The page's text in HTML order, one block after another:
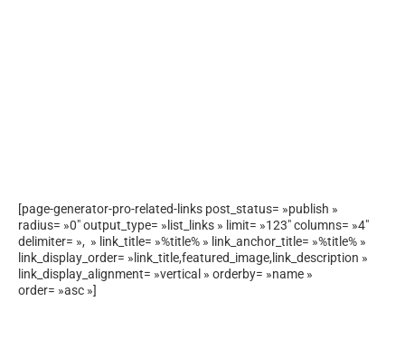
[page-generator-pro-related-links post_status= »publish »
radius= »0″ output_type= »list_links » limit= »123″ columns= »4″
delimiter= », » link_title= »%title% » link_anchor_title= »%title% »
link_display_order= »link_title,featured_image,link_description »
link_display_alignment= »vertical » orderby= »name »
order= »asc »]